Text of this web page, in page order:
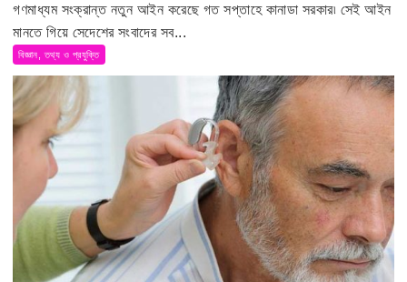
গণমাধ্যম সংক্রান্ত নতুন আইন করেছে গত সপ্তাহে কানাডা সরকার৷ সেই আইন
মানতে গিয়ে সেদেশের সংবাদের সব...
বিজ্ঞান, তথ্য ও প্রযুক্তি